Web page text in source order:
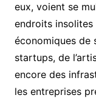
eux, voient se
endroits
économiques de
startups, de
encore des
les entreprises